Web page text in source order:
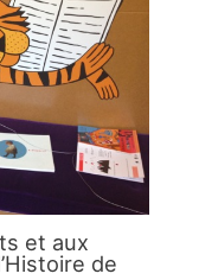
et aux
de